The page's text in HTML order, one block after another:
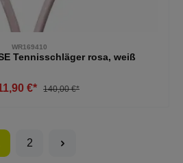
WR169410
Tennisschläger rosa, weiß
€* 140,00 €*
2